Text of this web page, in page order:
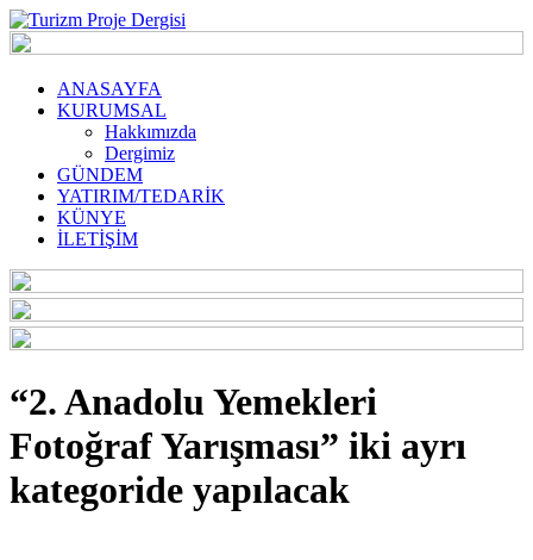
ANASAYFA
KURUMSAL
Hakkımızda
Dergimiz
GÜNDEM
YATIRIM/TEDARİK
KÜNYE
İLETİŞİM
“2. Anadolu Yemekleri
Fotoğraf Yarışması” iki ayrı
kategoride yapılacak